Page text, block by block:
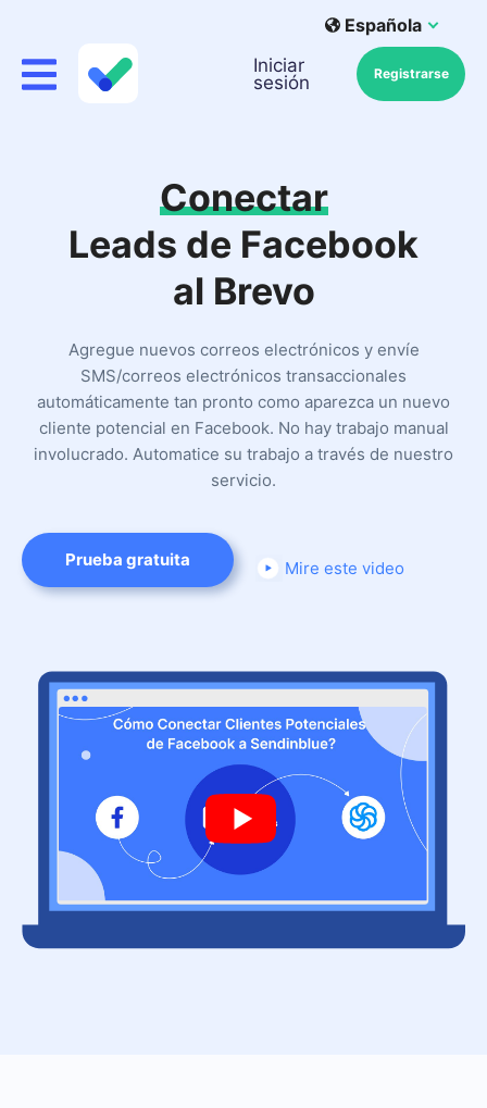
Española
Iniciar
sesión
Registrarse
Conectar
Leads de Facebook
al Brevo
Agregue nuevos correos electrónicos y envíe
SMS/correos electrónicos transaccionales
automáticamente tan pronto como aparezca un nuevo
cliente potencial en Facebook. No hay trabajo manual
involucrado. Automatice su trabajo a través de nuestro
servicio.
Prueba gratuita Mire este video